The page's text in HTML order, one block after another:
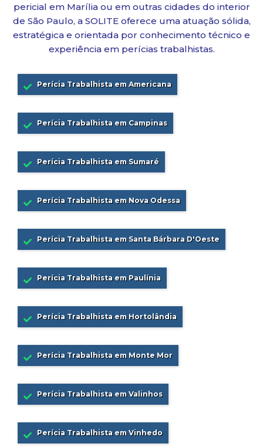
pericial em Marília ou em outras cidades do interior
de São Paulo, a SOLITE oferece uma atuação sólida,
estratégica e orientada por conhecimento técnico e
experiência em perícias trabalhistas.
Perícia Trabalhista em Americana
Perícia Trabalhista em Campinas
Perícia Trabalhista em Sumaré
Perícia Trabalhista em Nova Odessa
Perícia Trabalhista em Santa Bárbara D'Oeste
Perícia Trabalhista em Paulínia
Perícia Trabalhista em Hortolândia
Perícia Trabalhista em Monte Mor
Perícia Trabalhista em Valinhos
Perícia Trabalhista em Vinhedo